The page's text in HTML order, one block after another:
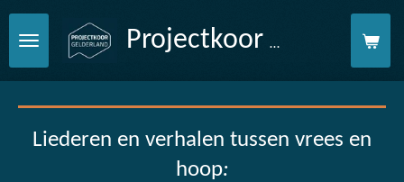
Ga
direct
Projectkoor
Gelderland
Liederen en verhalen tussen vrees en
hoop: